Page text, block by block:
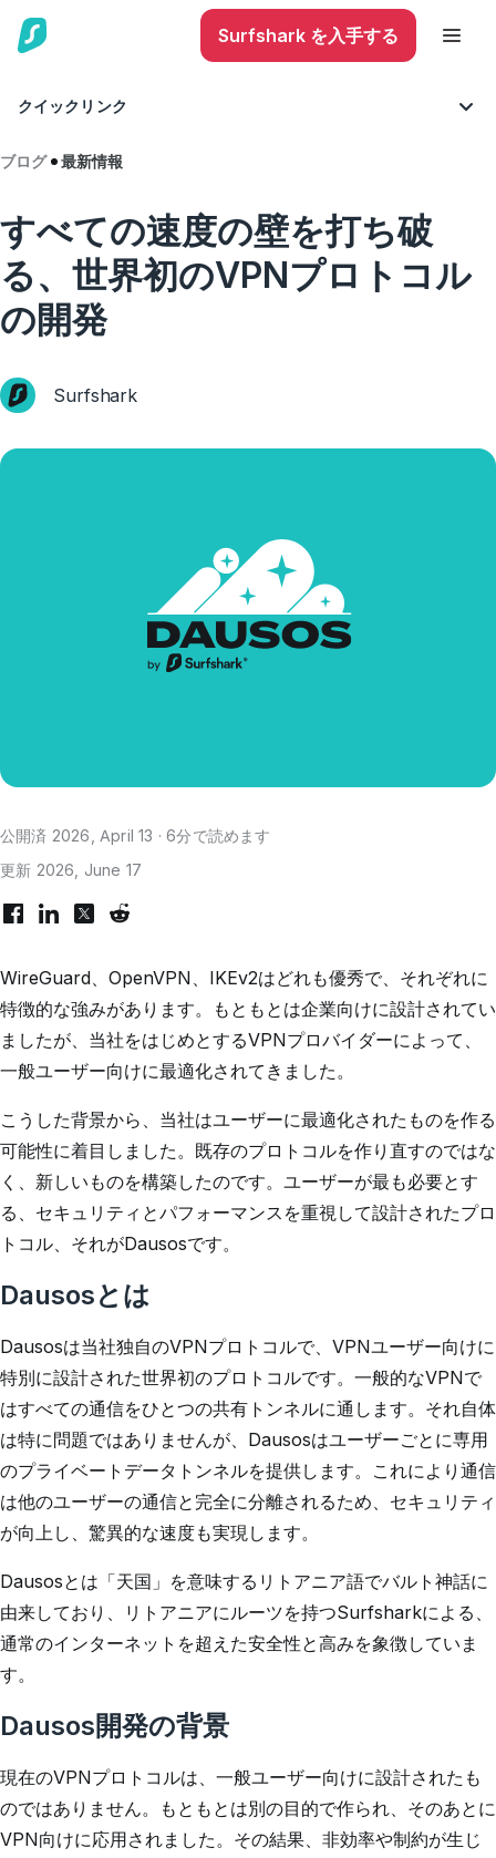
Surfshark を入手する
クイックリンク
ブログ 最新情報
すべての速度の壁を打ち破
る、世界初のVPNプロトコル
の開発
Surfshark
公開済 2026, April 13 · 6分で読めます
更新 2026, June 17
WireGuard、OpenVPN、IKEv2はどれも優秀で、それぞれに
特徴的な強みがあります。もともとは企業向けに設計されてい
ましたが、当社をはじめとするVPNプロバイダーによって、
一般ユーザー向けに最適化されてきました。
こうした背景から、当社はユーザーに最適化されたものを作る
可能性に着目しました。既存のプロトコルを作り直すのではな
く、新しいものを構築したのです。ユーザーが最も必要とす
る、セキュリティとパフォーマンスを重視して設計されたプロ
トコル、それがDausosです。
Dausosとは
Dausosは当社独自のVPNプロトコルで、VPNユーザー向けに
特別に設計された世界初のプロトコルです。一般的なVPNで
はすべての通信をひとつの共有トンネルに通します。それ自体
は特に問題ではありませんが、Dausosはユーザーごとに専用
のプライベートデータトンネルを提供します。これにより通信
は他のユーザーの通信と完全に分離されるため、セキュリティ
が向上し、驚異的な速度も実現します。
Dausosとは「天国」を意味するリトアニア語でバルト神話に
由来しており、リトアニアにルーツを持つSurfsharkによる、
通常のインターネットを超えた安全性と高みを象徴していま
す。
Dausos開発の背景
現在のVPNプロトコルは、一般ユーザー向けに設計されたも
のではありません。もともとは別の目的で作られ、そのあとに
VPN向けに応用されました。その結果、非効率や制約が生じ